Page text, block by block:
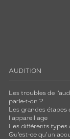
AUDITION
Les troubles de
parle-t-on ?
Les grandes étapes
l'appareillage
Les différents types
Qu’est-ce qu'un